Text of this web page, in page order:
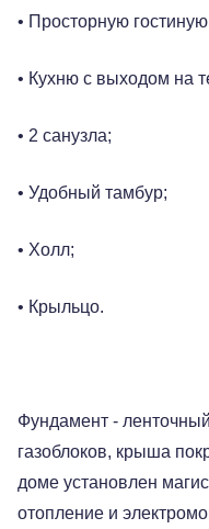
• Просторную
• Кухню с выходом на
• 2 санузла;
• Удобный тамбур;
• Холл;
• Крыльцо.
Фундамент -
газоблоков, крыша
доме установлен
отопление и